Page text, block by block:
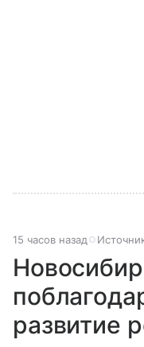
15 часов назад
развитие